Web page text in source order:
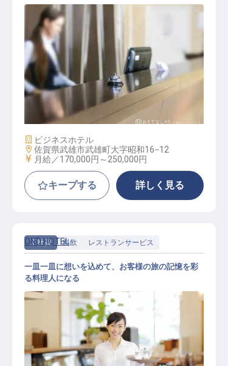
ホテルフロント
施設業態
ビジネスホテル
勤務地
佐賀県武雄市武雄町大字昭和16−12
給与
月給／170,000円～ 250,000円
キープする 詳しく見る
正社員 料飲 レストランサービス
OND HOTEL
一皿一皿に想いを込めて、お客様の旅の記憶を彩
る料理人になる